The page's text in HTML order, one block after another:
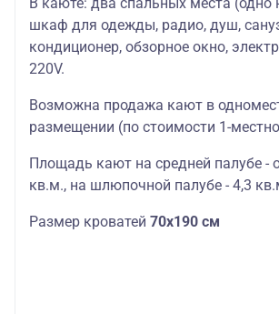
шкаф для одежды, радио, душ,
кондиционер, обзорное окно,
220V.
Возможна продажа кают в
размещении (по стоимости 1-
Площадь кают на средней палубе -
кв.м., на шлюпочной палубе - 4,3
Размер кроватей 70х190 см